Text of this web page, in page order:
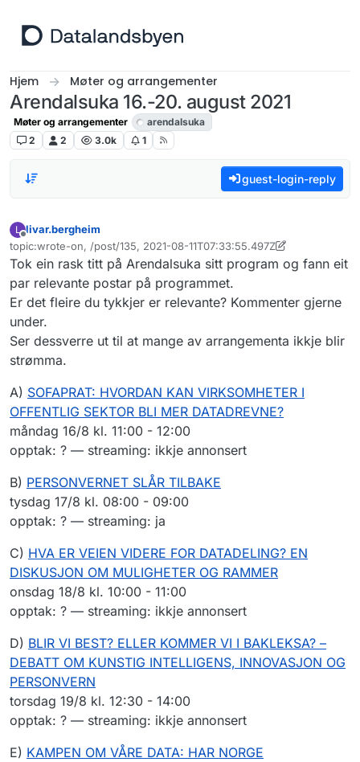
Hjem Møter og arrangementer
Arendalsuka 16.-20. august 2021
Møter og arrangementer
arendalsuka
2
2 3.0k 1
guest-login-reply
L
Frakoblet
livar.bergheim
topic:wrote-on, /post/135, 2021-08-11T07:33:55.497Z
Sist endret av livar.bergheim
Tok ein rask titt på Arendalsuka sitt program og fann eit
par relevante postar på programmet.
Er det fleire du tykkjer er relevante? Kommenter gjerne
under.
Ser dessverre ut til at mange av arrangementa ikkje blir
strømma.
A) SOFAPRAT: HVORDAN KAN VIRKSOMHETER I
OFFENTLIG SEKTOR BLI MER DATADREVNE?
måndag 16/8 kl. 11:00 - 12:00
opptak: ? — streaming: ikkje annonsert
B) PERSONVERNET SLÅR TILBAKE
tysdag 17/8 kl. 08:00 - 09:00
opptak: ? — streaming: ja
C) HVA ER VEIEN VIDERE FOR DATADELING? EN
DISKUSJON OM MULIGHETER OG RAMMER
onsdag 18/8 kl. 10:00 - 11:00
opptak: ? — streaming: ikkje annonsert
D) BLIR VI BEST? ELLER KOMMER VI I BAKLEKSA? –
DEBATT OM KUNSTIG INTELLIGENS, INNOVASJON OG
PERSONVERN
torsdag 19/8 kl. 12:30 - 14:00
opptak: ? — streaming: ikkje annonsert
E) KAMPEN OM VÅRE DATA: HAR NORGE